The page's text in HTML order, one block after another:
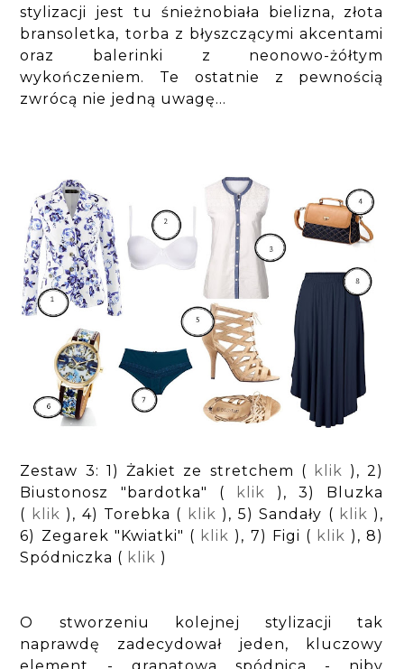
stylizacji jest tu śnieżnobiała bielizna, złota
bransoletka, torba z błyszczącymi akcentami
oraz balerinki z neonowo-żółtym
wykończeniem. Te ostatnie z pewnością
zwrócą nie jedną uwagę...
Zestaw 3: 1) Żakiet ze stretchem ( klik ), 2)
Biustonosz "bardotka" (
klik ), 3) Bluzka
( klik ), 4) Torebka ( klik ), 5) Sandały ( klik ),
6) Zegarek "Kwiatki" ( klik ), 7) Figi ( klik ), 8)
Spódniczka ( klik )
O stworzeniu kolejnej stylizacji tak
naprawdę zadecydował jeden, kluczowy